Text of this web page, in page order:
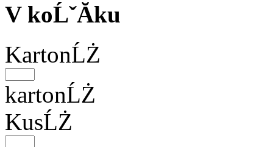
V koĹˇĂ­ku
KartonĹŻ
kartonĹŻ
KusĹŻ